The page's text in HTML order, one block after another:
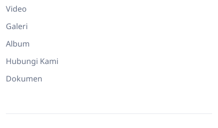
Video
Galeri
Album
Hubungi Kami
Dokumen